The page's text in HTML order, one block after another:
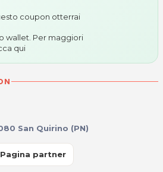
coupon otterrai
wallet. Per maggiori
qui
San Quirino (PN)
Pagina partner